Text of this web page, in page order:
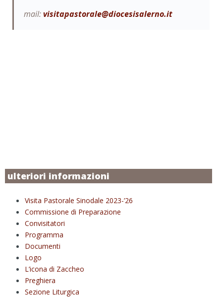
mail:visitapastorale@diocesisalerno.it
ulteriori informazioni
Visita Pastorale Sinodale 2023-’26
Commissione di Preparazione
Convisitatori
Programma
Documenti
Logo
L’icona di Zaccheo
Preghiera
Sezione Liturgica